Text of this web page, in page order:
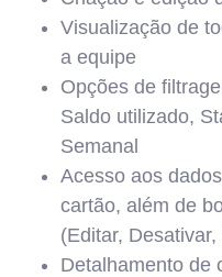
Visualização de
a equipe
Opções de
Saldo utilizado,
Semanal
Acesso aos
cartão, além de
(Editar,
Detalhamento de